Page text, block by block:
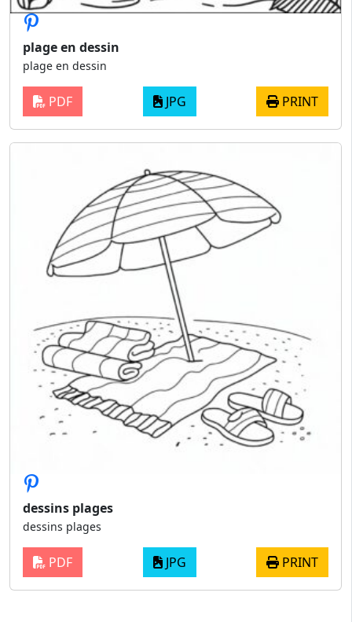
plage en dessin
plage en dessin
PDF JPG PRINT
dessins plages
dessins plages
PDF JPG PRINT